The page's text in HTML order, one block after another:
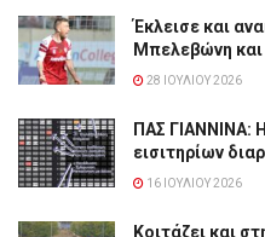
Έκλεισε και
Μπελεβώνη
28 ΙΟΥΛΊΟΥ 2026
ΠΑΣ ΓΙΑΝΝΙΝΑ:
εισιτηρίων
16 ΙΟΥΛΊΟΥ 2026
Κοιτάζει και